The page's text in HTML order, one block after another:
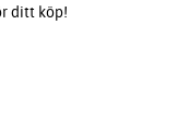
ditt köp!